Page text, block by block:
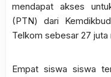
mendapat akses
(PTN) dari
Telkom sebesar 27 juta
Empat siswa siswa